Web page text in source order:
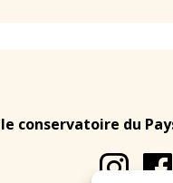
conservatoire du